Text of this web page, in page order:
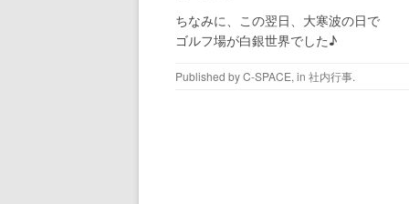
ちなみに、この翌日、大寒波の日で
ゴルフ場が白銀世界でした♪
Published byC-SPACE, in 社内行事.